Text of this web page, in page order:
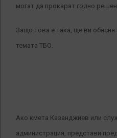
могат да прокарат годно
Защо това е така, ще ви
темата ТБО.
Ако кмета Казанджиев или
администрация, представи